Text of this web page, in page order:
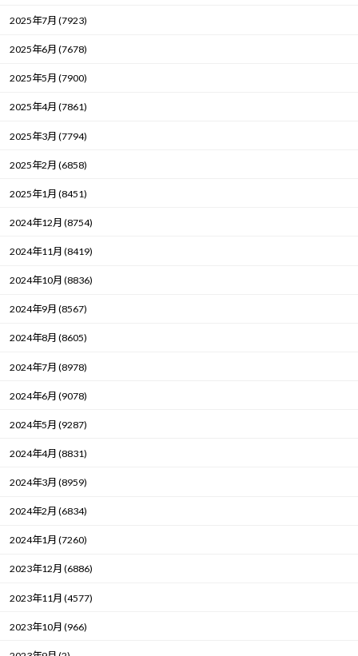
2025年7月 (7923)
2025年6月 (7678)
2025年5月 (7900)
2025年4月 (7861)
2025年3月 (7794)
2025年2月 (6858)
2025年1月 (8451)
2024年12月 (8754)
2024年11月 (8419)
2024年10月 (8836)
2024年9月 (8567)
2024年8月 (8605)
2024年7月 (8978)
2024年6月 (9078)
2024年5月 (9287)
2024年4月 (8831)
2024年3月 (8959)
2024年2月 (6834)
2024年1月 (7260)
2023年12月 (6886)
2023年11月 (4577)
2023年10月 (966)